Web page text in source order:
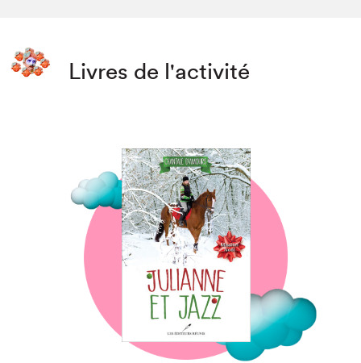
Livres de l'activité